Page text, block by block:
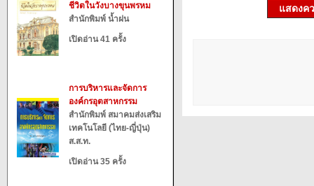
ชีวิตในวังบางขุนพรหม
สำนักพิมพ์ น้ำฝน
เปิดอ่าน 41 ครั้ง
การบริหารและจัดการ
องค์กรอุตสาหกรรม
สำนักพิมพ์ สมาคมส่งเสริม
เทคโนโลยี (ไทย-ญี่ปุ่น)
ส.ส.ท.
เปิดอ่าน 35 ครั้ง
แสดงค